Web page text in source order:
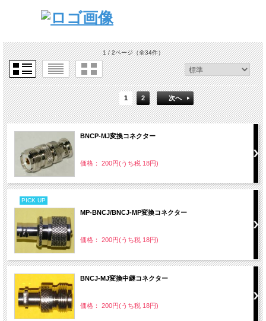
1 / 2ページ（全34件）
1 2 次へ
BNCP-MJ変換コネクター
価格： 200円(うち税 18円)
PICK UP
MP-BNCJ/BNCJ-MP変換コネクター
価格： 200円(うち税 18円)
BNCJ-MJ変換中継コネクター
価格： 200円(うち税 18円)